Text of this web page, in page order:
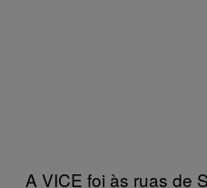
A VICE foi às ruas de